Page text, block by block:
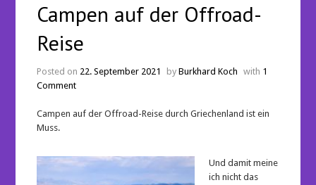
Campen auf der Offroad-
Reise
Posted on 22. September 2021 byBurkhard Koch with 1
Comment
Campen auf der Offroad-Reise durch Griechenland ist ein
Muss.
Und damit meine
ich nicht das